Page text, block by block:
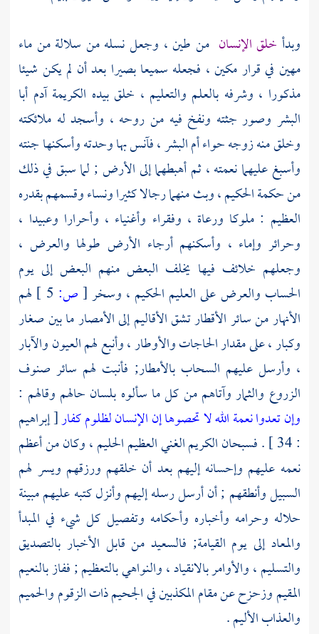
وبدأ خلق الإنسان من طين ، وجعل نسله من سلالة من ماء
مهين في قرار مكين ، فجعله سميعا بصيرا بعد أن لم يكن شيئا
مذكورا ، وشرفه بالعلم والتعليم ، خلق بيده الكريمة آدم أبا
البشر وصور جثته ونفخ فيه من روحه ، وأسجد له ملائكته
وخلق منه زوجه حواء أم البشر ، فآنس بها وحدته وأسكنها جنته
وأسبغ عليهما نعمته ، ثم أهبطهما إلى الأرض ; لما سبق في ذلك
من حكمة الحكيم ، وبث منهما رجالا كثيرا ونساء وقسمهم بقدره
العظيم : ملوكا ورعاة ، وفقراء وأغنياء ، وأحرارا وعبيدا ،
وحرائر وإماء ، وأسكنهم أرجاء الأرض طولها والعرض ،
وجعلهم خلائف فيها يخلف البعض منهم البعض إلى يوم
الحساب والعرض على العليم الحكيم ، وسخر[ص:
لهم
الأنهار من سائر الأقطار تشق الأقاليم إلى الأمصار ما بين صغار
وكبار ، على مقدار الحاجات والأوطار ، وأنبع لهم العيون والآبار
، وأرسل عليهم السحاب بالأمطار; فأنبت لهم سائر صنوف
الزروع والثمار وآتاهم من كل ما سألوه بلسان حالهم وقالهم :
وإن تعدوا نعمة الله لا تحصوها إن الإنسان لظلوم كفار[ إبراهيم
: 34 ] . فسبحان الكريم الغني العظيم الحليم ، وكان من أعظم
نعمه عليهم وإحسانه إليهم بعد أن خلقهم ورزقهم ويسر لهم
السبيل وأنطقهم ; أن أرسل رسله إليهم وأنزل كتبه عليهم مبينة
حلاله وحرامه وأخباره وأحكامه وتفصيل كل شيء في المبدأ
والمعاد إلى يوم القيامة; فالسعيد من قابل الأخبار بالتصديق
والتسليم ، والأوامر بالانقياد ، والنواهي بالتعظيم ; ففاز بالنعيم
المقيم وزحزح عن مقام المكذبين في الجحيم ذات الزقوم والحميم
والعذاب الأليم .